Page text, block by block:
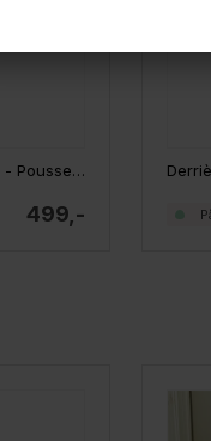
Derrière la Porte indkøbsvogn - Poussette Liberty cherries
499,-